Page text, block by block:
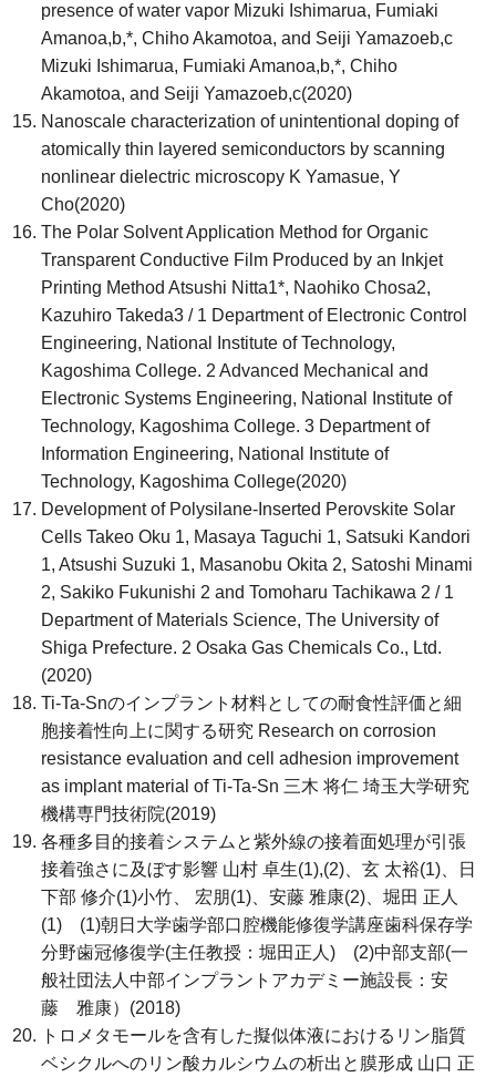
presence of water vapor Mizuki Ishimarua, Fumiaki
Amanoa,b,*, Chiho Akamotoa, and Seiji Yamazoeb,c
Mizuki Ishimarua, Fumiaki Amanoa,b,*, Chiho
Akamotoa, and Seiji Yamazoeb,c(2020)
Nanoscale characterization of unintentional doping of
atomically thin layered semiconductors by scanning
nonlinear dielectric microscopy K Yamasue, Y
Cho(2020)
The Polar Solvent Application Method for Organic
Transparent Conductive Film Produced by an Inkjet
Printing Method Atsushi Nitta1*, Naohiko Chosa2,
Kazuhiro Takeda3 / 1 Department of Electronic Control
Engineering, National Institute of Technology,
Kagoshima College. 2 Advanced Mechanical and
Electronic Systems Engineering, National Institute of
Technology, Kagoshima College. 3 Department of
Information Engineering, National Institute of
Technology, Kagoshima College(2020)
Development of Polysilane-Inserted Perovskite Solar
Cells Takeo Oku 1, Masaya Taguchi 1, Satsuki Kandori
1, Atsushi Suzuki 1, Masanobu Okita 2, Satoshi Minami
2, Sakiko Fukunishi 2 and Tomoharu Tachikawa 2 / 1
Department of Materials Science, The University of
Shiga Prefecture. 2 Osaka Gas Chemicals Co., Ltd.
(2020)
Ti-Ta-Snのインプラント材料としての耐食性評価と細
胞接着性向上に関する研究 Research on corrosion
resistance evaluation and cell adhesion improvement
as implant material of Ti-Ta-Sn 三木 将仁 埼玉大学研究
機構専門技術院(2019)
各種多目的接着システムと紫外線の接着面処理が引張
接着強さに及ぼす影響 山村 卓生(1),(2)、玄 太裕(1)、日
下部 修介(1)小竹、 宏朋(1)、安藤 雅康(2)、堀田 正人
(1) (1)朝日大学歯学部口腔機能修復学講座歯科保存学
分野歯冠修復学(主任教授：堀田正人) (2)中部支部(一
般社団法人中部インプラントアカデミー施設長：安
藤 雅康）(2018)
トロメタモールを含有した擬似体液におけるリン脂質
ベシクルへのリン酸カルシウムの析出と膜形成 山口 正